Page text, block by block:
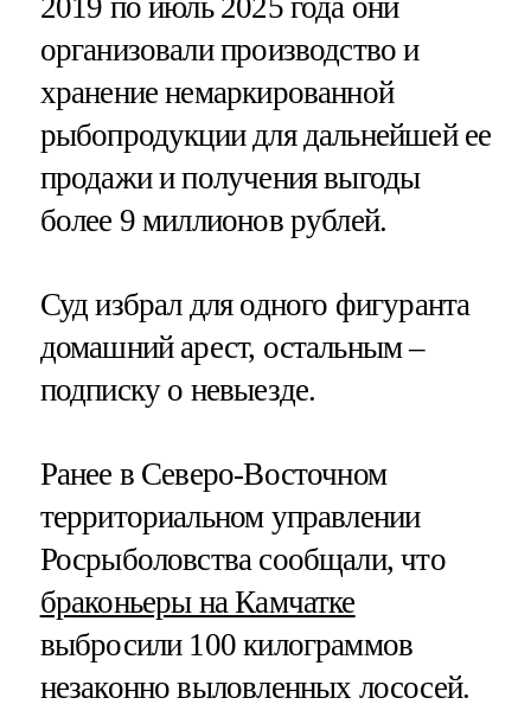
организовали производство и
хранение немаркированной
рыбопродукции для дальнейшей ее
продажи и получения выгоды
более 9 миллионов рублей.
Суд избрал для одного фигуранта
домашний арест, остальным –
подписку о невыезде.
Ранее в Северо-Восточном
территориальном управлении
Росрыболовства сообщали, что
браконьеры на Камчатке
выбросили 100 килограммов
незаконно выловленных лососей.